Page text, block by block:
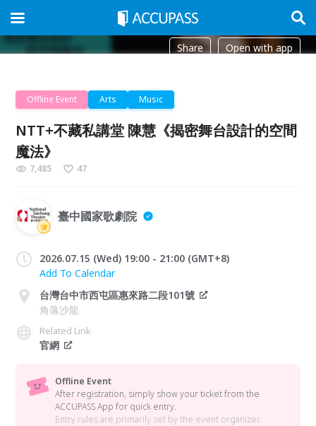
Share Open with app
Offline Event Arts Music
NTT+不藏私講堂 陳慧《揭密舞台設計的空間
魔法》
7,485 47
臺中國家歌劇院
2026.07.15 (Wed) 19:00 - 21:00 (GMT+8)
Add To Calendar
台灣台中市西屯區惠來路二段101號
角落沙龍
Related Link
官網
Offline Event
After registration, simply show your ticket from the
ACCUPASS App for quick entry.
Entry rules are primarily set by the event organizer.